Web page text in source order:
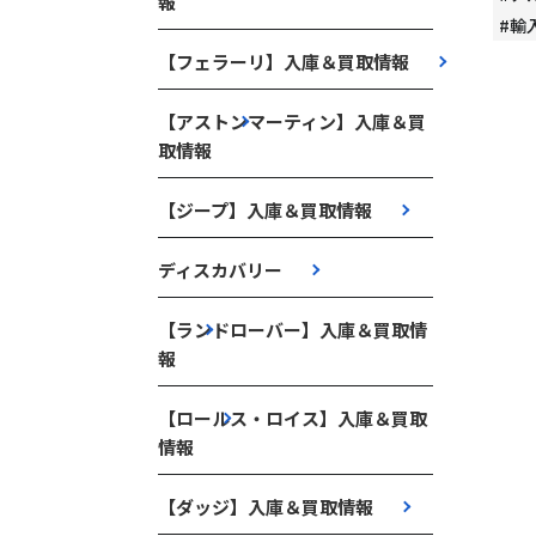
【フェラーリ】入庫＆買取情報
【アストンマーティン】入庫＆買
取情報
【ジープ】入庫＆買取情報
ディスカバリー
【ランドローバー】入庫＆買取情
報
【ロールス・ロイス】入庫＆買取
情報
【ダッジ】入庫＆買取情報
#輸